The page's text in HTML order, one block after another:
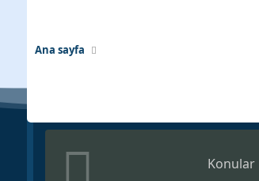
Ana sayfa
Konular